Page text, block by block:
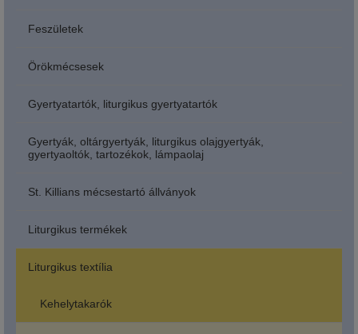
Feszületek
Örökmécsesek
Gyertyatartók, liturgikus gyertyatartók
Gyertyák, oltárgyertyák, liturgikus olajgyertyák,
gyertyaoltók, tartozékok, lámpaolaj
St. Killians mécsestartó állványok
Liturgikus termékek
Liturgikus textília
Kehelytakarók